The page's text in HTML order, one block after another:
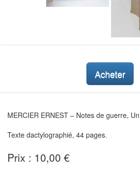
Acheter
MERCIER ERNEST – Notes de guerre,
Texte dactylographié, 44 pages.
Prix : 10,00 €